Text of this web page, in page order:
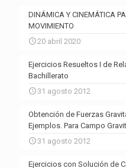
DINÁMICA Y CINEMÁTICA
MOVIMIENTO
20 abril 2020
Ejercicios Resueltos I de
Bachillerato
31 agosto 2012
Obtención de Fuerzas
Ejemplos. Para Campo
31 agosto 2012
Ejercicios con Solución de